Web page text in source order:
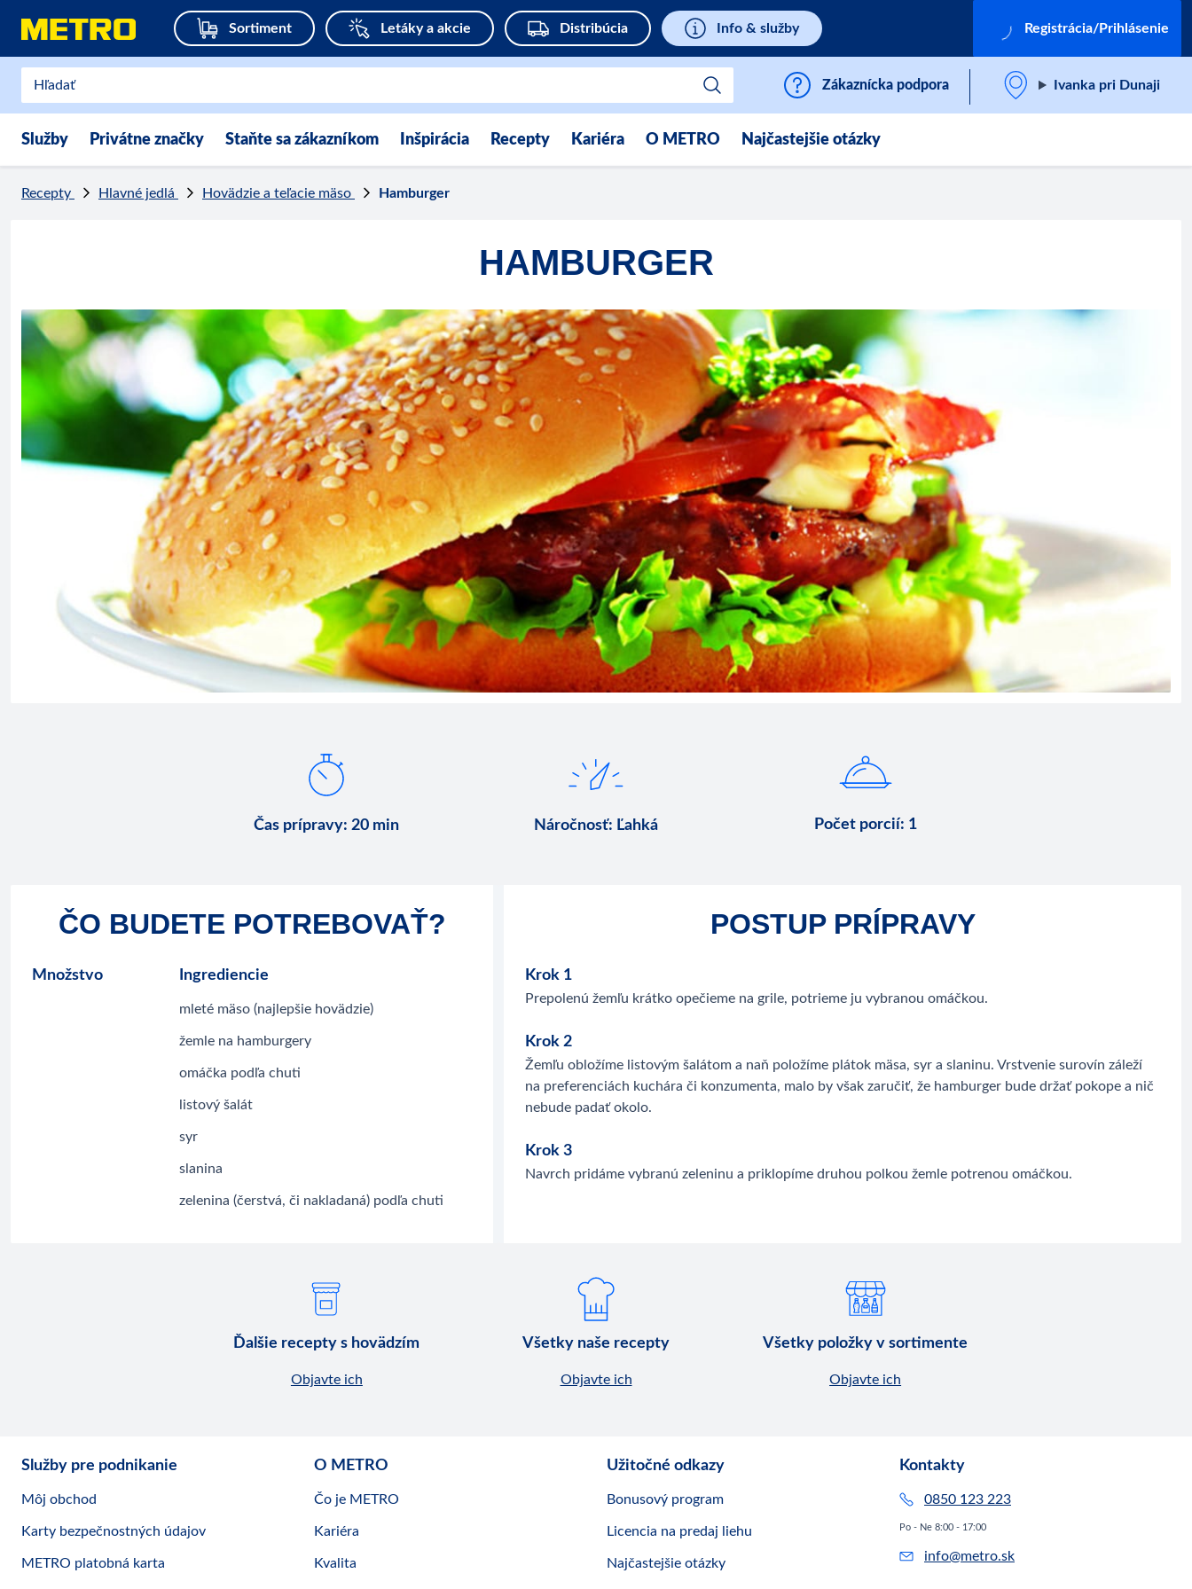
Sortiment Letáky a akcie Distribúcia Info & služby Registrácia/Prihlásenie
Zákaznícka podpora Ivanka pri Dunaji
Služby Privátne značky Staňte sa zákazníkom Inšpirácia Recepty Kariéra O METRO Najčastejšie otázky
Recepty Hlavné jedlá Hovädzie a teľacie mäso Hamburger
HAMBURGER
Čas prípravy:20 min Náročnosť: Ľahká Počet porcií: 1
ČO BUDETE POTREBOVAŤ?
Množstvo Ingrediencie
mleté mäso (najlepšie hovädzie)
žemle na hamburgery
omáčka podľa chuti
listový šalát
syr
slanina
zelenina (čerstvá, či nakladaná) podľa chuti
POSTUP PRÍPRAVY
Krok 1
Prepolenú žemľu krátko opečieme na grile, potrieme ju vybranou omáčkou.
Krok 2
Žemľu obložíme listovým šalátom a naň položíme plátok mäsa, syr a slaninu. Vrstvenie surovín záleží
na preferenciách kuchára či konzumenta, malo by však zaručiť, že hamburger bude držať pokope a nič
nebude padať okolo.
Krok 3
Navrch pridáme vybranú zeleninu a priklopíme druhou polkou žemle potrenou omáčkou.
Ďalšie recepty s hovädzím
Objavte ich
Všetky naše recepty
Objavte ich
Všetky položky v sortimente
Objavte ich
Služby pre podnikanie
Môj obchod
Karty bezpečnostných údajov
METRO platobná karta
O METRO
Čo je METRO
Kariéra
Kvalita
Užitočné odkazy
Bonusový program
Licencia na predaj liehu
Najčastejšie otázky
Kontakty
0850 123 223
Po - Ne 8:00 - 17:00
info@metro.sk